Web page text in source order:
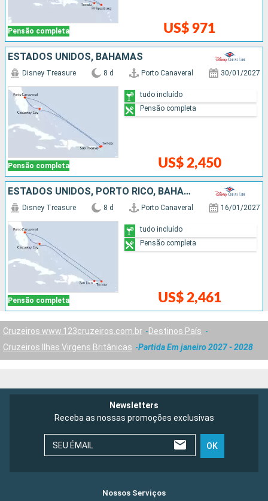
Pensão completa US$ 971
ESTADOS UNIDOS, BAHAMAS
Pensão completa
Disney Treasure 8 d Porto Canaveral 30/01/2027
US$ 2,450
tudo incluído
Pensão completa
ESTADOS UNIDOS, PORTO RICO, BAHAMAS
Pensão completa
Disney Treasure 8 d Porto Canaveral 16/01/2027
US$ 2,461
tudo incluído
Pensão completa
Cruzeiros www.123cruzeiros.com.br
Destinos País
Cruzeiros Ilhas Virgens Britânicas
Partida Em janeiro 2027 - 2028
Newsletters
Receba as nossas promoções exclusivas
SEU ÉMAIL OK
Nossos Serviços